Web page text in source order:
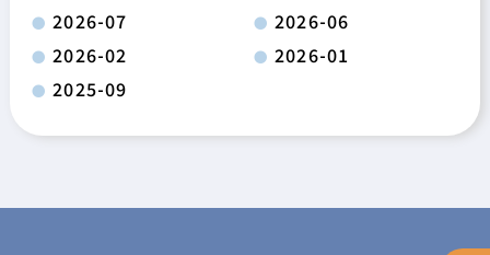
2026-07
2026-06
2026-02
2026-01
2025-09